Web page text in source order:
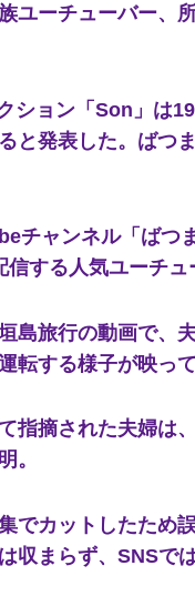
族ユーチューバー
ョン「Son」は
と発表した。ばつ
チャンネル「ばつ
信する人気ユーチ
島旅行の動画で、
転する様子が映って
指摘された夫婦は
。
でカットしたため
収まらず、SNSで